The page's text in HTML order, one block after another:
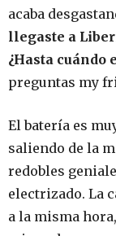
acaba
llegaste a
¿Hasta cuándo
preguntas my
El batería es
saliendo de la
redobles
electrizado. La
a la misma